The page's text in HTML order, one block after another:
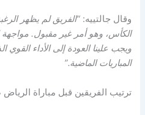
وقال جالتييه:“الفريق لم يظهر
الكأس، وهو أمر غير مقبول.
ويجب علينا العودة إلى الأداء
المباريات الماضية.”
ترتيب الفريقين قبل مباراة